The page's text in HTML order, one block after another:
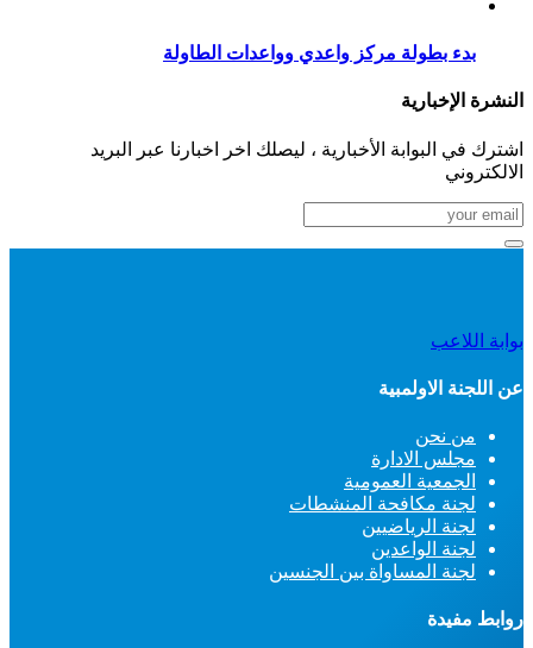
بدء بطولة مركز واعدي وواعدات الطاولة
النشرة الإخبارية
اشترك في البوابة الأخبارية ، ليصلك اخر اخبارنا عبر البريد
الالكتروني
بوابة اللاعب
عن اللجنة الاولمبية
من نحن
مجلس الادارة
الجمعية العمومية
لجنة مكافحة المنشطات
لجنة الرياضيين
لجنة الواعدين
لجنة المساواة بين الجنسين
روابط مفيدة